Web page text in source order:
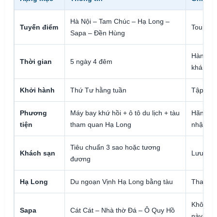
Tuyến điểm
Hà Nội – Tam Chúc – Hạ Long –
Sapa – Đền Hùng
Tour
Thời gian 5 ngày 4 đêm
Hành
khám
Khởi hành Thứ Tư hằng tuần Tập
Phương
tiện
Máy bay khứ hồi + ô tô du lịch + tàu
tham quan Hạ Long
Hãng
nhận
Khách sạn
Tiêu chuẩn 3 sao hoặc tương
đương
Lưu trú
Hạ Long Du ngoạn Vịnh Hạ Long bằng tàu Tham
Sapa Cát Cát – Nhà thờ Đá – Ô Quy Hồ
Không